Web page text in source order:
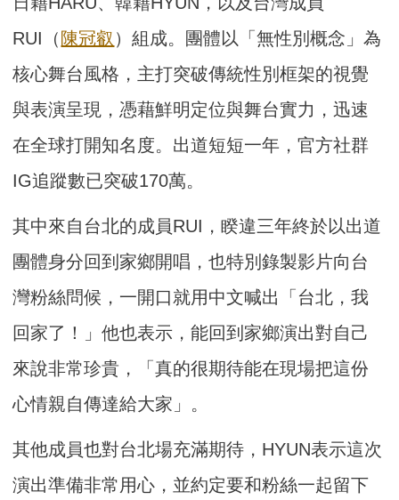
RUI（陳冠叡 ）組成。團體以「無性別概念」為
核心舞台風格，主打突破傳統性別框架的視覺
與表演呈現，憑藉鮮明定位與舞台實力，迅速
在全球打開知名度。出道短短一年，官方社群
IG追蹤數已突破170萬。
其中來自台北的成員RUI，睽違三年終於以出道
團體身分回到家鄉開唱，也特別錄製影片向台
灣粉絲問候，一開口就用中文喊出「台北，我
回家了！」他也表示，能回到家鄉演出對自己
來說非常珍貴，「真的很期待能在現場把這份
心情親自傳達給大家」。
其他成員也對台北場充滿期待，HYUN表示這次
演出準備非常用心，並約定要和粉絲一起留下